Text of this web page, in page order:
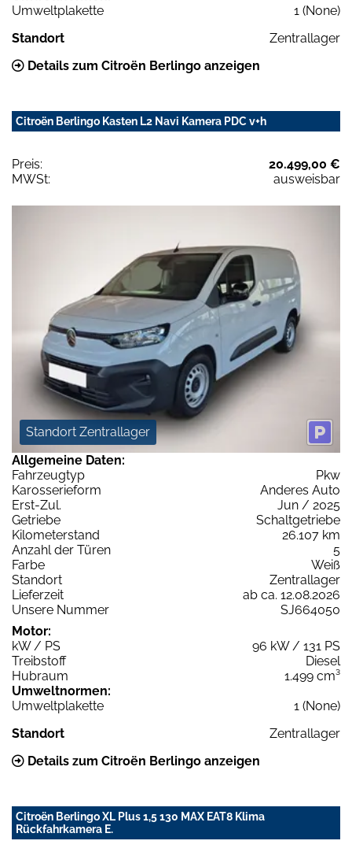
Umweltplakette
1 (None)
Standort
Zentrallager
Details zum Citroën Berlingo anzeigen
Citroën Berlingo Kasten L2 Navi Kamera PDC v+h
Preis:
20.499,00 €
MWSt:
ausweisbar
Standort Zentrallager
Allgemeine Daten:
Fahrzeugtyp
Pkw
Karosserieform
Anderes Auto
Erst-Zul.
Jun / 2025
Getriebe
Schaltgetriebe
Kilometerstand
26.107 km
Anzahl der Türen
5
Farbe
Weiß
Standort
Zentrallager
Lieferzeit
ab ca. 12.08.2026
Unsere Nummer
SJ664050
Motor:
kW / PS
96 kW / 131 PS
Treibstoff
Diesel
Hubraum
1.499 cm³
Umweltnormen:
Umweltplakette
1 (None)
Standort
Zentrallager
Details zum Citroën Berlingo anzeigen
Citroën Berlingo XL Plus 1,5 130 MAX EAT8 Klima
Rückfahrkamera E.